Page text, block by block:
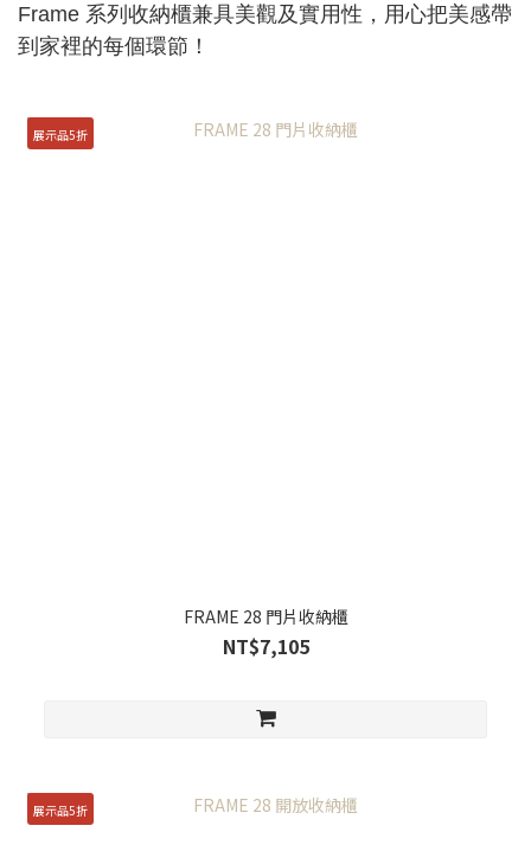
Frame 系列收納櫃兼具美觀及實用性，用心把美感帶
到家裡的每個環節！
展示品5折
FRAME 28 門片收納櫃
NT$7,105
展示品5折